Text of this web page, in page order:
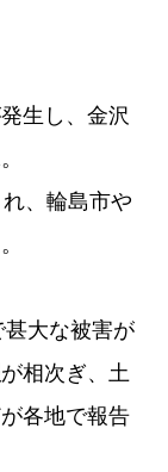
生し、金沢
、輪島市や
大な被害が
が相次ぎ、土
各地で報告